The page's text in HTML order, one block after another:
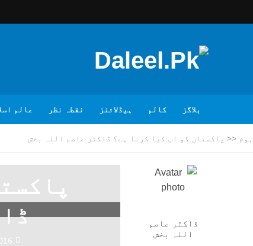
بلاگز کالم ہیڈلائنز نقطہ نظر عالم
ہوم << پاکستان کو اب کیا کرنا ہے؟ ڈاکٹر عاصم اللہ بخش
ڈاکٹر عاصم
اللہ بخش